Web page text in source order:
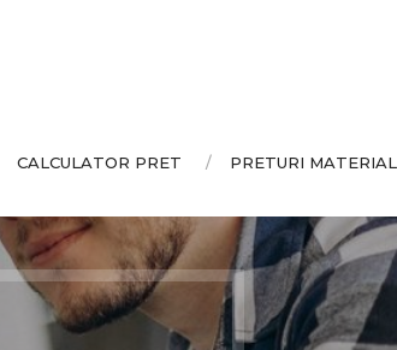
CALCULATOR PRET PRETURI